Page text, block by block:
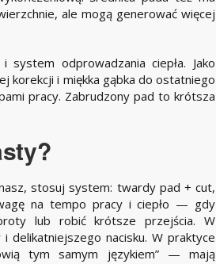
ale mogą generować więcej
odprowadzania ciepła. Jako
korekcji i miękka gąbka do ostatniego
pracy. Zabrudzony pad to krótsza
stosuj system: twardy pad + cut,
na tempo pracy i ciepło — gdy
lub robić krótsze przejścia. W
delikatniejszego nacisku. W praktyce
tym samym językiem” — mają